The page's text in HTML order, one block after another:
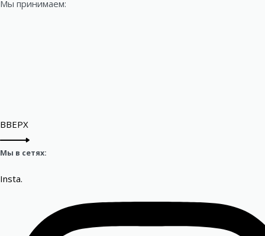
Мы принимаем:
ВВЕРХ
Мы в сетях:
Insta.